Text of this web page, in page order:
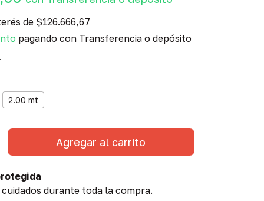
de $126.666,67
pagando con Transferencia o depósito
2.00 mt
durante toda la compra.